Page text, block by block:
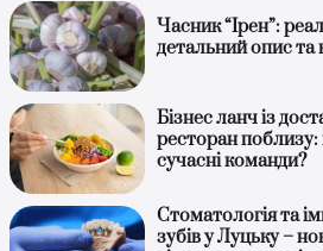
Часник “Ірен”:
детальний опис та
Бізнес ланч із
ресторан
сучасні команди?
Стоматологія та
зубів у Луцьку –